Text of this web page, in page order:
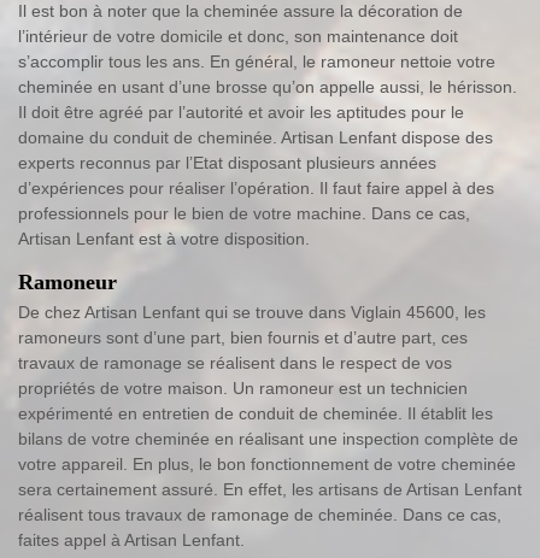
Il est bon à noter que la cheminée assure la décoration de
l’intérieur de votre domicile et donc, son maintenance doit
s’accomplir tous les ans. En général, le ramoneur nettoie votre
cheminée en usant d’une brosse qu’on appelle aussi, le hérisson.
Il doit être agréé par l’autorité et avoir les aptitudes pour le
domaine du conduit de cheminée. Artisan Lenfant dispose des
experts reconnus par l’Etat disposant plusieurs années
d’expériences pour réaliser l’opération. Il faut faire appel à des
professionnels pour le bien de votre machine. Dans ce cas,
Artisan Lenfant est à votre disposition.
Ramoneur
De chez Artisan Lenfant qui se trouve dans Viglain 45600, les
ramoneurs sont d’une part, bien fournis et d’autre part, ces
travaux de ramonage se réalisent dans le respect de vos
propriétés de votre maison. Un ramoneur est un technicien
expérimenté en entretien de conduit de cheminée. Il établit les
bilans de votre cheminée en réalisant une inspection complète de
votre appareil. En plus, le bon fonctionnement de votre cheminée
sera certainement assuré. En effet, les artisans de Artisan Lenfant
réalisent tous travaux de ramonage de cheminée. Dans ce cas,
faites appel à Artisan Lenfant.